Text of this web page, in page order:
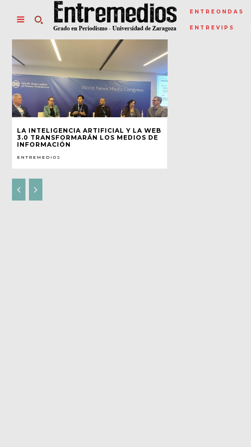
ENTREONDAS
ENTREVIPS
LA INTELIGENCIA ARTIFICIAL Y LA WEB
3.0 TRANSFORMARÁN LOS MEDIOS DE
INFORMACIÓN
ENTREMEDIOS